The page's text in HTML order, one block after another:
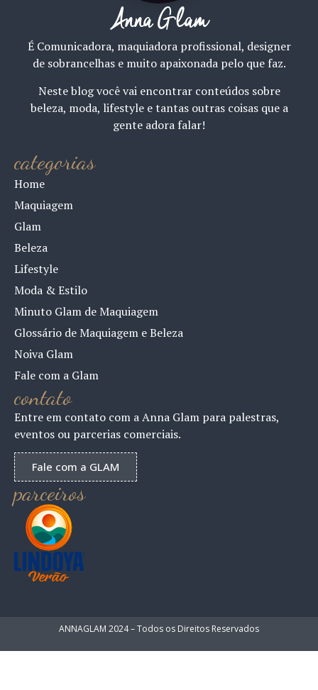
Anna Glam
É Comunicadora, maquiadora profissional, designer
de sobrancelhas e muito apaixonada pelo que faz.
Neste blog você vai encontrar conteúdos sobre
beleza, moda, lifestyle e tantas outras coisas que a
gente adora falar!
categorias
Home
Maquiagem
Glam
Beleza
Lifestyle
Moda & Estilo
Minuto Glam de Maquiagem
Glossário de Maquiagem e Beleza
Noiva Glam
Fale com a Glam
contato
Entre em contato com a Anna Glam para palestras,
eventos ou parcerias comerciais.
Fale com a GLAM
parceiros
ANNAGLAM 2024 – Todos os Direitos Reservados